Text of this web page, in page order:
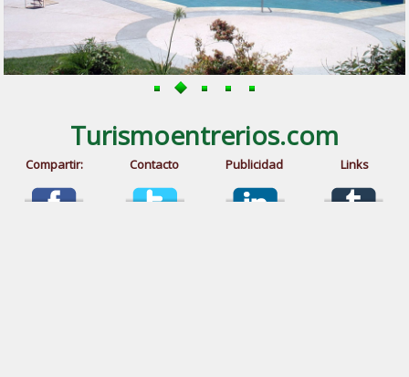
Turismoentrerios.com
Compartir: Contacto Publicidad Links